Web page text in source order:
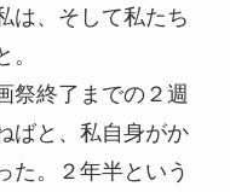
は、そして私たち
祭終了までの２週
ばと、私自身がか
た。２年半という